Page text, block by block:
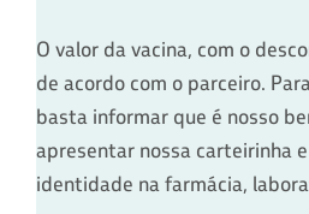
O valor da vacina, com o
de acordo com o parceiro.
basta informar que é nosso
apresentar nossa carteirinha
identidade na farmácia,